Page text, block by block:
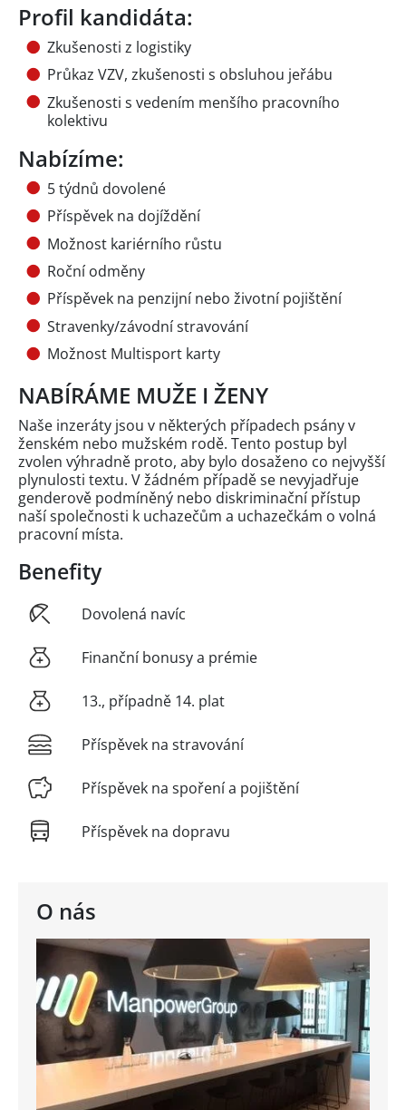
O nás
Profil kandidáta:
Zkušenosti z logistiky
Průkaz VZV, zkušenosti s obsluhou jeřábu
Zkušenosti s vedením menšího pracovního
kolektivu
Nabízíme:
5 týdnů dovolené
Příspěvek na dojíždění
Možnost kariérního růstu
Roční odměny
Příspěvek na penzijní nebo životní pojištění
Stravenky/závodní stravování
Možnost Multisport karty
NABÍRÁME MUŽE I ŽENY
Naše inzeráty jsou v některých případech psány v
ženském nebo mužském rodě. Tento postup byl
zvolen výhradně proto, aby bylo dosaženo co nejvyšší
plynulosti textu. V žádném případě se nevyjadřuje
genderově podmíněný nebo diskriminační přístup
naší společnosti k uchazečům a uchazečkám o volná
pracovní místa.
Benefity
Dovolená navíc
Finanční bonusy a prémie
13., případně 14. plat
Příspěvek na stravování
Příspěvek na spoření a pojištění
Příspěvek na dopravu